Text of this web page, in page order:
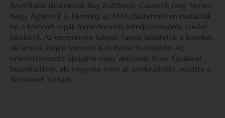
Beszéltünk Einsteinről, Bay Zoltánról, Gaussról, még Nemes
Nagy Ágnesről is. Nemrég az MTA dísztermében mutatták
be a könyvét egyik legkedvesebb interjúalanyáról, Lovász
Lászlóról. Az eseményen Szigeti Tamás készítette a képeket,
aki annak idején Simonyi Károlyhoz is elkísérte. Az
ismeretterjesztő újságírás nagy alakjával, Staar Gyulával
beszélgettem, aki negyven éven át szerkesztette, vezette a
Természet Világát.